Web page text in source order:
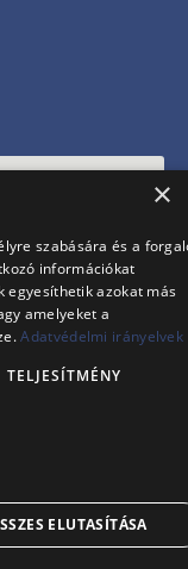
Alapítvány
×
szabására és a
információkat
egyesíthetik azokat más
amelyeket a
Adatvédelmi irányelvek
TELJESÍTMÉNY
ELUTASÍTÁSA